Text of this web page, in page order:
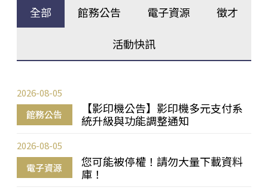
全部 館務公告 電子資源 徵才
活動快訊
館務公告
【影印機公告】影印機多元支付系
統升級與功能調整通知
2026-08-05
電子資源
您可能被停權！請勿大量下載資料
庫！
2026-08-05